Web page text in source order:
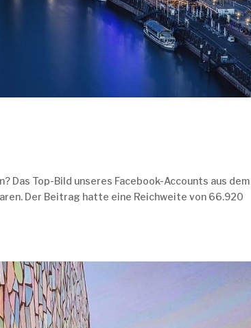
Das Top-Bild unseres Facebook-Accounts aus dem
Der Beitrag hatte eine Reichweite von 66.920